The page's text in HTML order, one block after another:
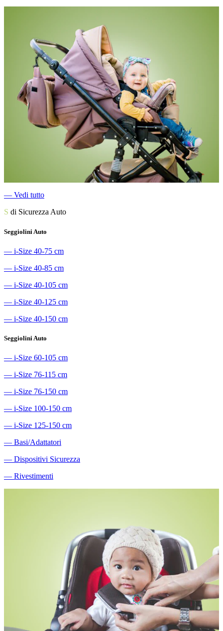
― Vedi tutto
S di Sicurezza Auto
Seggiolini Auto
― i-Size 40-75 cm
― i-Size 40-85 cm
― i-Size 40-105 cm
― i-Size 40-125 cm
― i-Size 40-150 cm
Seggiolini Auto
― i-Size 60-105 cm
― i-Size 76-115 cm
― i-Size 76-150 cm
― i-Size 100-150 cm
― i-Size 125-150 cm
― Basi/Adattatori
― Dispositivi Sicurezza
― Rivestimenti